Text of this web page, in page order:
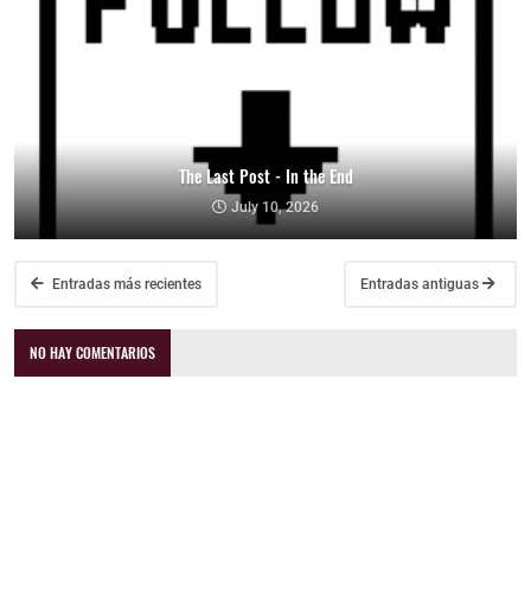
The Last Post - In the End
July 10, 2026
Entradas más recientes Entradas antiguas
NO HAY COMENTARIOS